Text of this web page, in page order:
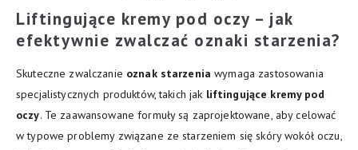
Liftingujące kremy pod oczy – jak
efektywnie zwalczać oznaki starzenia?
Skuteczne zwalczanie oznak starzenia wymaga zastosowania
specjalistycznych produktów, takich jak liftingujące kremy pod
oczy. Te zaawansowane formuły są zaprojektowane, aby celować
w typowe problemy związane ze starzeniem się skóry wokół oczu,